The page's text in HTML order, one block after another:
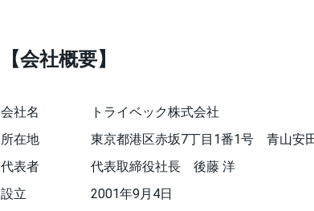
【会社概要】
会社名
トライベック株式会社
所在地
東京都港区赤坂7丁目1番1号 青山安
代表者
代表取締役社長 後藤 洋
設立
2001年9月4日